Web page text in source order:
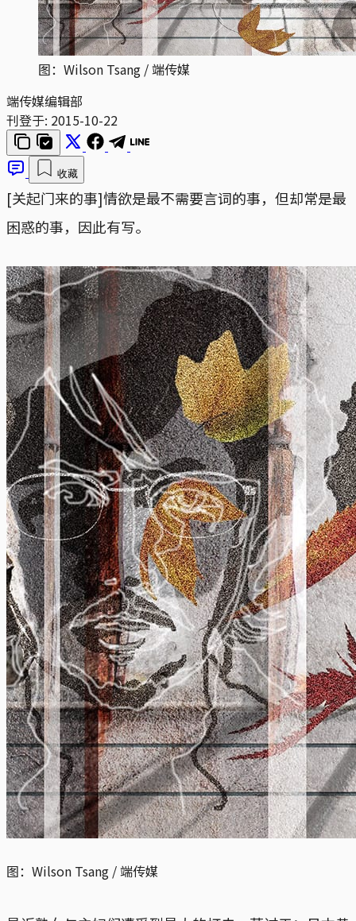
图：Wilson Tsang / 端传媒
端传媒编辑部
刊登于: 2015-10-22
收藏
[关起门来的事]情欲是最不需要言词的事，但却常是最
困惑的事，因此有写。
图：Wilson Tsang / 端传媒